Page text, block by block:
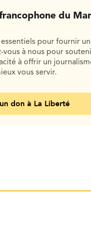
du
pour fournir
à nous pour
à offrir un
vous servir.
don à La Liberté